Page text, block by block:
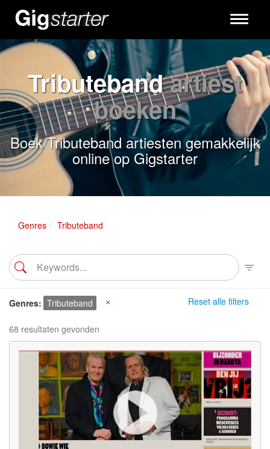
Toggle
Tributebandartiest
boeken
Boek Tributeband artiesten gemakkelijk
online op Gigstarter
Genres Tributeband
Reset alle filters
Genres Tributeband
68 resultaten gevonden